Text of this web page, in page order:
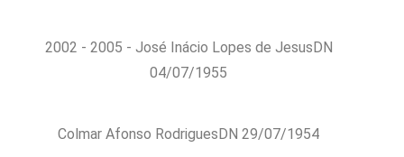
2002 - 2005 - José Inácio Lopes de JesusDN
04/07/1955
Colmar Afonso RodriguesDN 29/07/1954